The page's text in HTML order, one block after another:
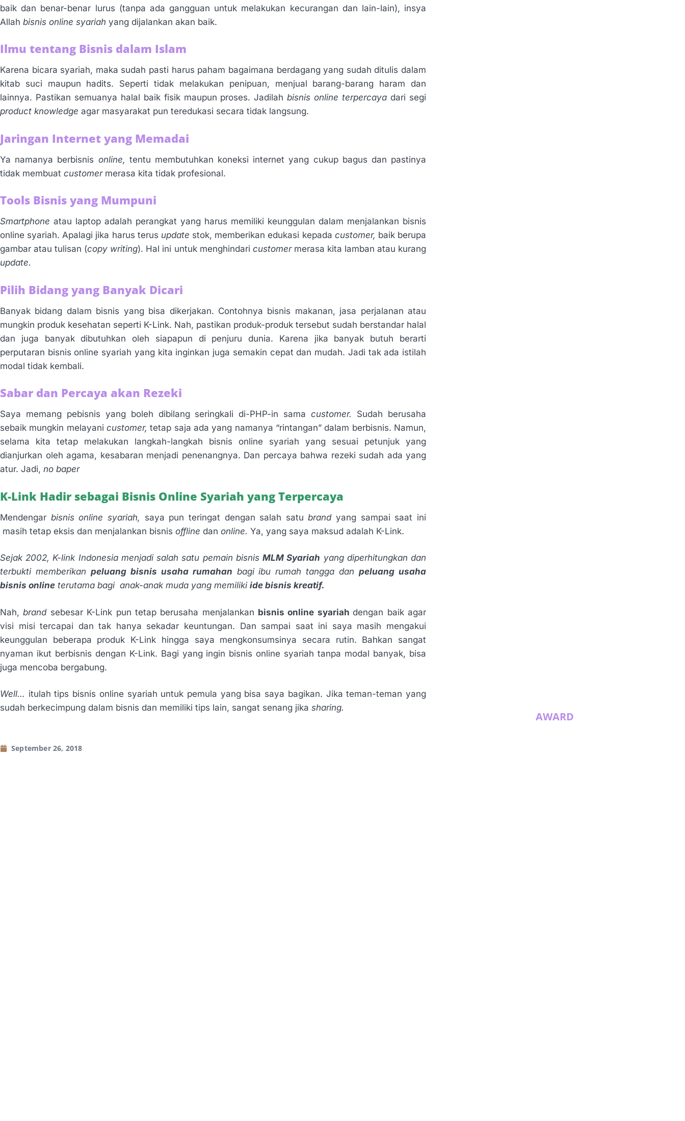
baik dan benar-benar lurus (tanpa ada gangguan untuk melakukan kecurangan dan lain-lain), insya
Allah bisnis online syariah yang dijalankan akan baik.
Ilmu tentang Bisnis dalam Islam
Karena bicara syariah, maka sudah pasti harus paham bagaimana berdagang yang sudah ditulis dalam
kitab suci maupun hadits. Seperti tidak melakukan penipuan, menjual barang-barang haram dan
lainnya. Pastikan semuanya halal baik fisik maupun proses. Jadilahbisnis online terpercaya dari segi
product knowledge agar masyarakat pun teredukasi secara tidak langsung.
Jaringan Internet yang Memadai
Ya namanya berbisnis online, tentu membutuhkan koneksi internet yang cukup bagus dan pastinya
tidak membuat customer merasa kita tidak profesional.
Tools Bisnis yang Mumpuni
Smartphone atau laptop adalah perangkat yang harus memiliki keunggulan dalam menjalankan bisnis
online syariah. Apalagi jika harus terus update stok, memberikan edukasi kepada customer, baik berupa
gambar atau tulisan (copy writing). Hal ini untuk menghindari customer merasa kita lamban atau kurang
update.
Pilih Bidang yang Banyak Dicari
Banyak bidang dalam bisnis yang bisa dikerjakan. Contohnya bisnis makanan, jasa perjalanan atau
mungkin produk kesehatan seperti K-Link. Nah, pastikan produk-produk tersebut sudah berstandar halal
dan juga banyak dibutuhkan oleh siapapun di penjuru dunia. Karena jika banyak butuh berarti
perputaran bisnis online syariah yang kita inginkan juga semakin cepat dan mudah. Jadi tak ada istilah
modal tidak kembali.
Sabar dan Percaya akan Rezeki
Saya memang pebisnis yang boleh dibilang seringkali di-PHP-in samacustomer. Sudah berusaha
sebaik mungkin melayani customer,tetap saja ada yang namanya “rintangan” dalam berbisnis. Namun,
selama kita tetap melakukan langkah-langkah bisnis online syariah yang sesuai petunjuk yang
dianjurkan oleh agama, kesabaran menjadi penenangnya. Dan percaya bahwa rezeki sudah ada yang
atur. Jadi, no baper
K-Link Hadir sebagai Bisnis Online Syariah yang Terpercaya
Mendengar bisnis online syariah, saya pun teringat dengan salah satubrandyang sampai saat ini
masih tetap eksis dan menjalankan bisnis offline dan online. Ya, yang saya maksud adalah K-Link.
Sejak 2002, K-link Indonesia menjadi salah satu pemain bisnisMLM Syariah yang diperhitungkan dan
terbukti memberikan peluang bisnis usaha rumahan bagi ibu rumah tangga danpeluang usaha
bisnis online terutama bagi anak-anak muda yang memiliki ide bisnis kreatif.
Nah,brand sebesar K-Link pun tetap berusaha menjalankan bisnis online syariah dengan baik agar
visi misi tercapai dan tak hanya sekadar keuntungan. Dan sampai saat ini saya masih mengakui
keunggulan beberapa produk K-Link hingga saya mengkonsumsinya secara rutin. Bahkan sangat
nyaman ikut berbisnis dengan K-Link. Bagi yang ingin bisnis online syariah tanpa modal banyak, bisa
juga mencoba bergabung.
Well… itulah tips bisnis online syariah untuk pemula yang bisa saya bagikan. Jika teman-teman yang
sudah berkecimpung dalam bisnis dan memiliki tips lain, sangat senang jika sharing.
September 26, 2018
AWARD